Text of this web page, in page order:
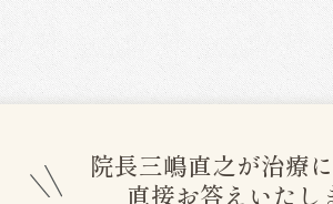
院長三嶋直之が治療
直接お答えいたし